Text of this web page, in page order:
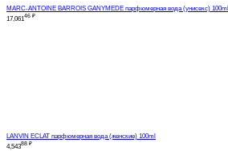
MARC-ANTOINE BARROIS GANYMEDE парфюмерная вода (унисекс) 100ml
17,061 46 ₽
LANVIN ECLAT парфюмерная вода (женские) 100ml
4,54388 ₽